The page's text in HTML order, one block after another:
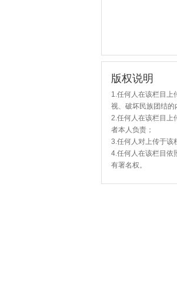
版权说明
1.任何人在该栏目上
视、破坏民族团结的
2.任何人在该栏目上
者本人负责；
3.任何人对上传于该
4.任何人在该栏目依
有署名权。